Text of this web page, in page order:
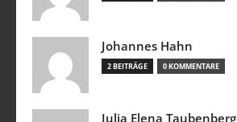
Johannes Hahn
2 BEITRÄGE 0 KOMMENTARE
Julia Elena